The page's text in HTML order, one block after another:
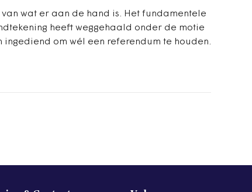
wat er aan de hand is. Het fundamentele
heeft weggehaald onder de motie
om wél een referendum te houden.